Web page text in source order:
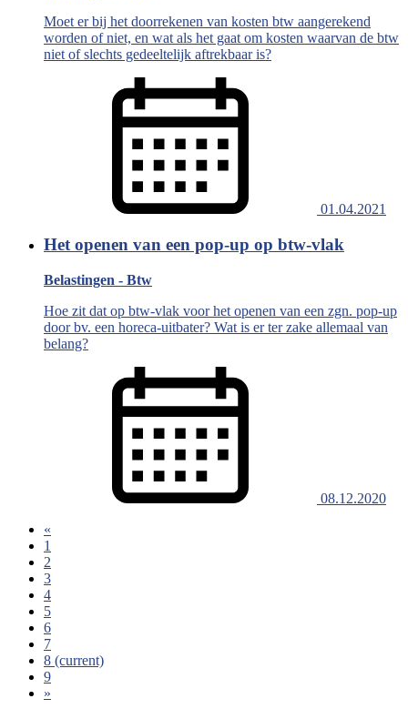
Moet er bij het doorrekenen van kosten btw aangerekend
worden of niet, en wat als het gaat om kosten waarvan de btw
niet of slechts gedeeltelijk aftrekbaar is?
01.04.2021
Het openen van een pop-up op btw-vlak
Belastingen - Btw
Hoe zit dat op btw-vlak voor het openen van een zgn. pop-up
door bv. een horeca-uitbater? Wat is er ter zake allemaal van
belang?
08.12.2020
«
1
2
3
4
5
6
7
8 (current)
9
»